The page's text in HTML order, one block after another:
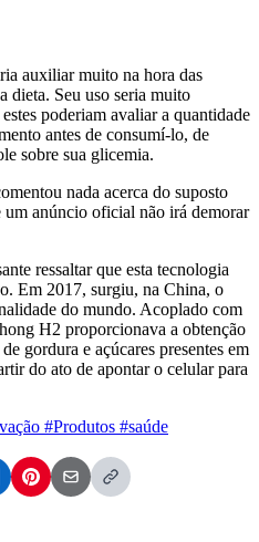
auxiliar muito na hora das
dieta. Seu uso seria muito
poderiam avaliar a quantidade
antes de consumí-lo, de
sobre sua glicemia.
nada acerca do suposto
um anúncio oficial não irá demorar
ressaltar que esta tecnologia
Em 2017, surgiu, na China, o
do mundo. Acoplado com
H2 proporcionava a obtenção
gordura e açúcares presentes em
do ato de apontar o celular para
#Produtos #saúde